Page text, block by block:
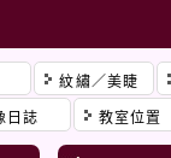
紋繡／美睫
日誌 教室位置